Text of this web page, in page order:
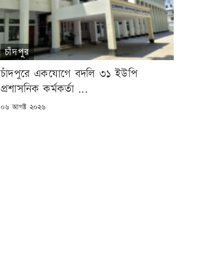
চাঁদপুর
চাঁদপুরে একযোগে বদলি ৩১ ইউপি
প্রশাসনিক কর্মকর্তা ...
POSTED
০৬ আগষ্ট ২০২৬